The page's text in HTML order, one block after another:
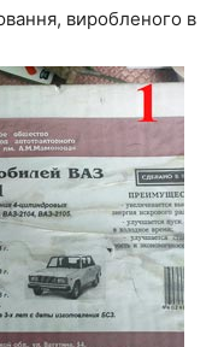
виробленого в